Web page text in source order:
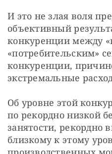
И это не злая воля
объективный
конкуренции между
«потребительским»
конкуренции,
экстремальные
Об уровне этой
по рекордно низкой
занятости, рекордно
близкому к этому